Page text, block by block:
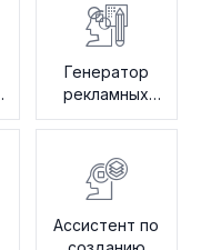
Генератор
рекламных
текстов
Ассистент по